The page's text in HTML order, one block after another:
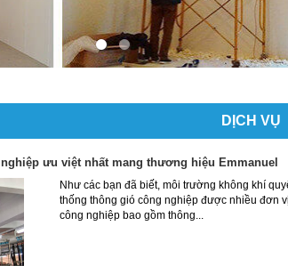
DỊCH VỤ
ưu việt nhất mang thương hiệu Emmanuel
Như các bạn đã biết, môi trường không khí
thống thông gió công nghiệp được nhiều đơn
công nghiệp bao gồm thông...